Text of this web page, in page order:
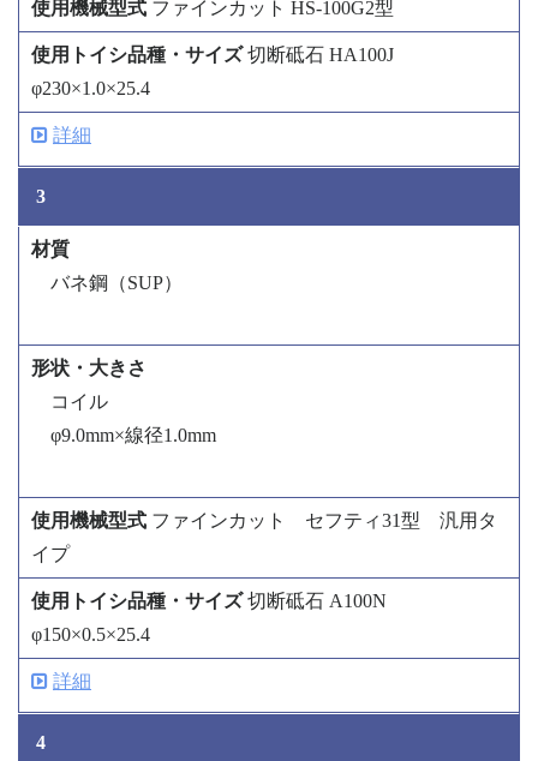
ファインカット HS-100G2型
切断砥石 HA100J
φ230×1.0×25.4
詳細
3
バネ鋼（SUP）
コイル
φ9.0mm×線径1.0mm
ファインカット セフティ31型 汎用タ
イプ
切断砥石 A100N
φ150×0.5×25.4
詳細
4